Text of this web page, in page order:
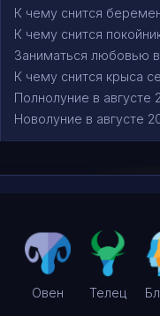
К чему снится
К чему снится
Заниматься любовью
К чему снится крыса
Полнолуние в августе
Новолуние в августе
Овен Телец